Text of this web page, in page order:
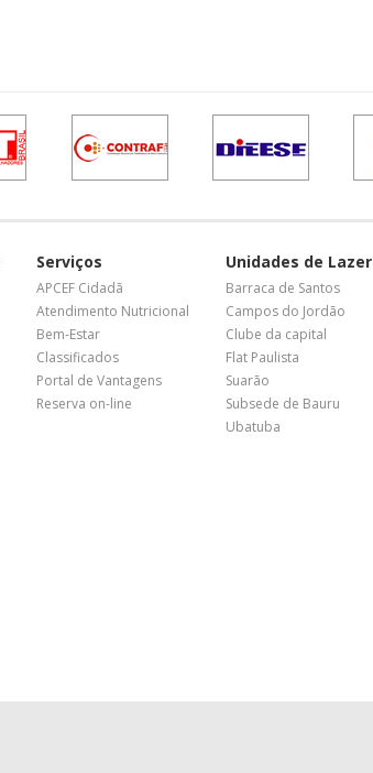
Serviços
APCEF Cidadã
Atendimento Nutricional
Bem-Estar
Classificados
Portal de Vantagens
Reserva on-line
Unidades de Lazer
Barraca de Santos
Campos do Jordão
Clube da capital
Flat Paulista
Suarão
Subsede de Bauru
Ubatuba